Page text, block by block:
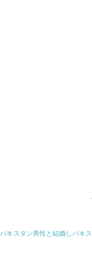
パキスタン男性と結婚しパキ